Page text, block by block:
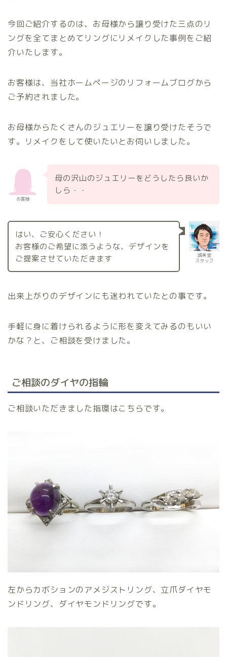
今回ご紹介するのは、お母様から譲り受けた三点のリ
ングを全てまとめてリングにリメイクした事例をご紹
介いたします。
お客様は、当社ホームページのリフォームブログから
ご予約されました。
お母様からたくさんのジュエリーを譲り受けたそうで
す。リメイクをして使いたいとお伺いしました。
お客様
母の沢山のジュエリーをどうしたら良いか
しら・・
誠美堂
スタッフ
はい、ご安心ください！
お客様のご希望に添うような、デザインを
ご提案させていただきます
出来上がりのデザインにも迷われていたとの事です。
手軽に身に着けられるように形を変えてみるのもいい
かな？と、ご相談を受けました。
ご相談のダイヤの指輪
ご相談いただきました指環はこちらです。
左からカボションのアメジストリング、立爪ダイヤモ
ンドリング、ダイヤモンドリングです。